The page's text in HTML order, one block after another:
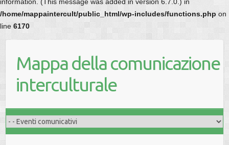
/home/mappaintercult/public_html/wp-includes/functions.php on
line 6170
Mappa della comunicazione
interculturale